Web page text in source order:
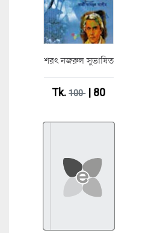
শরৎ নজরুল সুভাষিত
Tk.100| 80